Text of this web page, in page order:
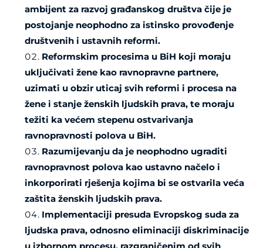
ambijent za razvoj građanskog društva čije je
postojanje neophodno za istinsko provođenje
društvenih i ustavnih reformi.
Reformskim procesima u BiH koji moraju
uključivati žene kao ravnopravne partnere,
uzimati u obzir uticaj svih reformi i procesa na
žene i stanje ženskih ljudskih prava, te moraju
težiti ka većem stepenu ostvarivanja
ravnopravnosti polova u BiH.
Razumijevanju da je neophodno ugraditi
ravnopravnost polova kao ustavno načelo i
inkorporirati rješenja kojima bi se ostvarila veća
zaštita ženskih ljudskih prava.
Implementaciji presuda Evropskog suda za
ljudska prava, odnosno eliminaciji diskriminacije